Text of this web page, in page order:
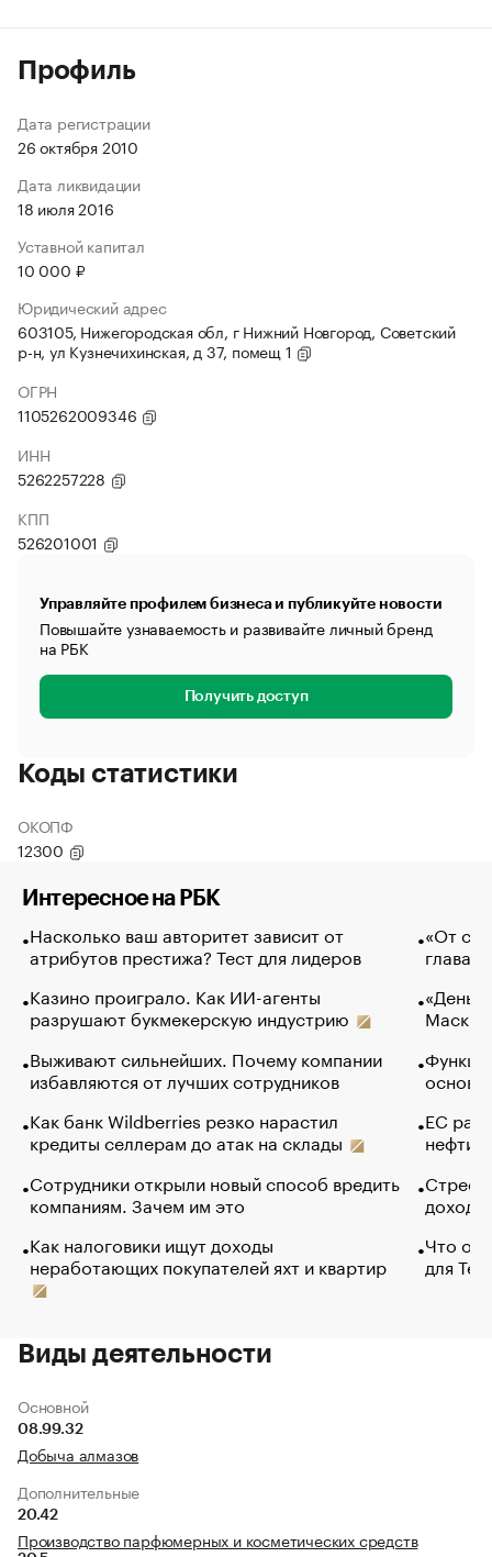
Профиль
Дата регистрации
26 октября 2010
Дата ликвидации
18 июля 2016
Уставной капитал
10 000 ₽
Юридический адрес
603105, Нижегородская обл, г Нижний Новгород, Советский
р-н, ул Кузнечихинская, д 37, помещ 1
ОГРН
1105262009346
ИНН
5262257228
КПП
526201001
Управляйте профилем бизнеса и публикуйте новости
Повышайте узнаваемость и развивайте личный бренд
на РБК
Получить доступ
Коды статистики
ОКОПФ
12300
Интересное на РБК
Насколько ваш авторитет зависит от
атрибутов престижа? Тест для лидеров
Казино проиграло. Как ИИ-агенты
разрушают букмекерскую индустрию
Выживают сильнейших. Почему компании
избавляются от лучших сотрудников
Как банк Wildberries резко нарастил
кредиты селлерам до атак на склады
Сотрудники открыли новый способ вредить
компаниям. Зачем им это
Как налоговики ищут доходы
неработающих покупателей яхт и квартир
«От
глава
Маск в
основ
ЕС
нефти
Что
для
Виды деятельности
Основной
08.99.32
Добыча алмазов
Дополнительные
20.42
Производство парфюмерных и косметических средств